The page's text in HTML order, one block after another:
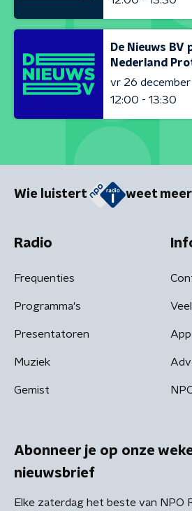
De Nieuws
Nederland
vr 26
12:00 - 13:30
Wie luistert weet meer
Radio
Frequenties
Programma's
Presentatoren
Muziek
Gemist
Abonneer je op onze
nieuwsbrief
Elke zaterdag het beste van NPO